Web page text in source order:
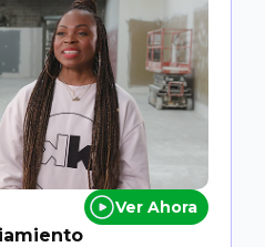
Ver Ahora